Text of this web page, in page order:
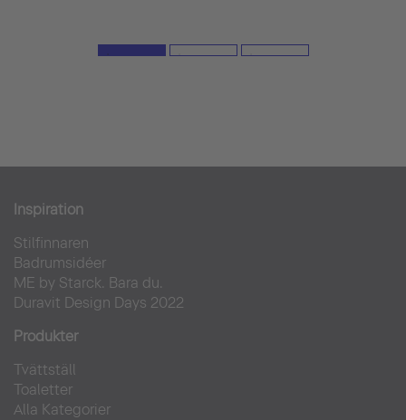
Inspiration
Stilfinnaren
Badrumsidéer
ME by Starck. Bara du.
Duravit Design Days 2022
Produkter
Tvättställ
Toaletter
Alla Kategorier